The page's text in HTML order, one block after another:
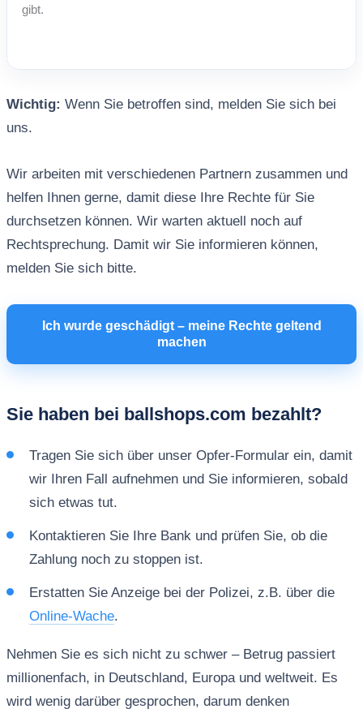
Wichtig: Wenn Sie betroffen sind, melden Sie sich bei
uns.
Wir arbeiten mit verschiedenen Partnern zusammen und
helfen Ihnen gerne, damit diese Ihre Rechte für Sie
durchsetzen können. Wir warten aktuell noch auf
Rechtsprechung. Damit wir Sie informieren können,
melden Sie sich bitte.
Ich wurde geschädigt – meine Rechte geltend
machen
Sie haben bei ballshops.com bezahlt?
Tragen Sie sich über unser Opfer-Formular ein, damit
wir Ihren Fall aufnehmen und Sie informieren, sobald
sich etwas tut.
Kontaktieren Sie Ihre Bank und prüfen Sie, ob die
Zahlung noch zu stoppen ist.
Erstatten Sie Anzeige bei der Polizei, z.B. über die
Online-Wache.
Nehmen Sie es sich nicht zu schwer – Betrug passiert
millionenfach, in Deutschland, Europa und weltweit. Es
wird wenig darüber gesprochen, darum denken